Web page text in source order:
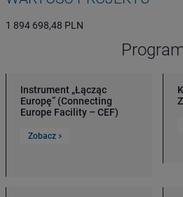
1 894 698,48 PLN
Instrument „Łącząc
Europę” (Connecting
Europe Facility – CEF)
Zobacz